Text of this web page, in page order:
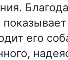
его